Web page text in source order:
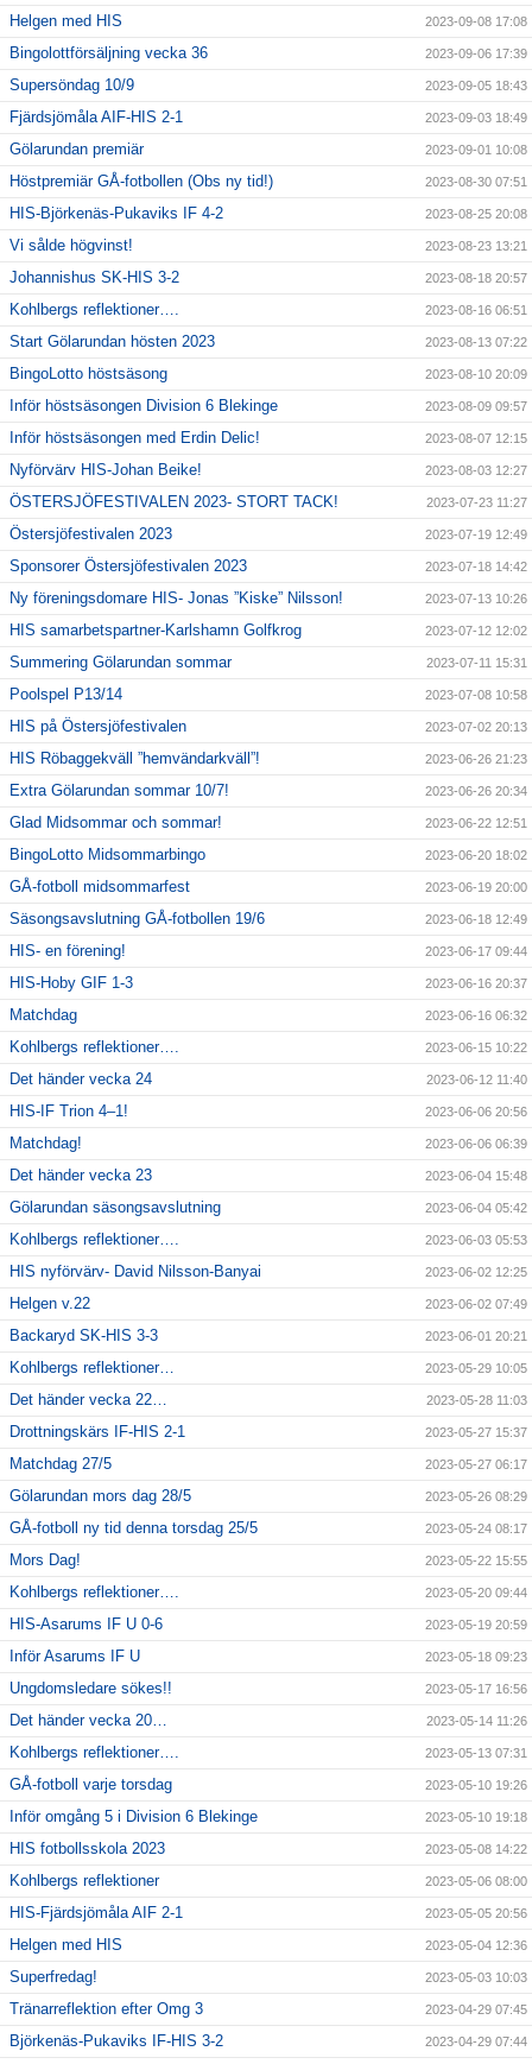
Helgen med HIS 2023-09-08 17:08
Bingolottförsäljning vecka 36 2023-09-06 17:39
Supersöndag 10/9 2023-09-05 18:43
Fjärdsjömåla AIF-HIS 2-1 2023-09-03 18:49
Gölarundan premiär 2023-09-01 10:08
Höstpremiär GÅ-fotbollen (Obs ny tid!) 2023-08-30 07:51
HIS-Björkenäs-Pukaviks IF 4-2 2023-08-25 20:08
Vi sålde högvinst! 2023-08-23 13:21
Johannishus SK-HIS 3-2 2023-08-18 20:57
Kohlbergs reflektioner…. 2023-08-16 06:51
Start Gölarundan hösten 2023 2023-08-13 07:22
BingoLotto höstsäsong 2023-08-10 20:09
Inför höstsäsongen Division 6 Blekinge 2023-08-09 09:57
Inför höstsäsongen med Erdin Delic! 2023-08-07 12:15
Nyförvärv HIS-Johan Beike! 2023-08-03 12:27
ÖSTERSJÖFESTIVALEN 2023- STORT TACK! 2023-07-23 11:27
Östersjöfestivalen 2023 2023-07-19 12:49
Sponsorer Östersjöfestivalen 2023 2023-07-18 14:42
Ny föreningsdomare HIS- Jonas ”Kiske” Nilsson! 2023-07-13 10:26
HIS samarbetspartner-Karlshamn Golfkrog 2023-07-12 12:02
Summering Gölarundan sommar 2023-07-11 15:31
Poolspel P13/14 2023-07-08 10:58
HIS på Östersjöfestivalen 2023-07-02 20:13
HIS Röbaggekväll ”hemvändarkväll”! 2023-06-26 21:23
Extra Gölarundan sommar 10/7! 2023-06-26 20:34
Glad Midsommar och sommar! 2023-06-22 12:51
BingoLotto Midsommarbingo 2023-06-20 18:02
GÅ-fotboll midsommarfest 2023-06-19 20:00
Säsongsavslutning GÅ-fotbollen 19/6 2023-06-18 12:49
HIS- en förening! 2023-06-17 09:44
HIS-Hoby GIF 1-3 2023-06-16 20:37
Matchdag 2023-06-16 06:32
Kohlbergs reflektioner…. 2023-06-15 10:22
Det händer vecka 24 2023-06-12 11:40
HIS-IF Trion 4–1! 2023-06-06 20:56
Matchdag! 2023-06-06 06:39
Det händer vecka 23 2023-06-04 15:48
Gölarundan säsongsavslutning 2023-06-04 05:42
Kohlbergs reflektioner…. 2023-06-03 05:53
HIS nyförvärv- David Nilsson-Banyai 2023-06-02 12:25
Helgen v.22 2023-06-02 07:49
Backaryd SK-HIS 3-3 2023-06-01 20:21
Kohlbergs reflektioner… 2023-05-29 10:05
Det händer vecka 22… 2023-05-28 11:03
Drottningskärs IF-HIS 2-1 2023-05-27 15:37
Matchdag 27/5 2023-05-27 06:17
Gölarundan mors dag 28/5 2023-05-26 08:29
GÅ-fotboll ny tid denna torsdag 25/5 2023-05-24 08:17
Mors Dag! 2023-05-22 15:55
Kohlbergs reflektioner…. 2023-05-20 09:44
HIS-Asarums IF U 0-6 2023-05-19 20:59
Inför Asarums IF U 2023-05-18 09:23
Ungdomsledare sökes!! 2023-05-17 16:56
Det händer vecka 20… 2023-05-14 11:26
Kohlbergs reflektioner…. 2023-05-13 07:31
GÅ-fotboll varje torsdag 2023-05-10 19:26
Inför omgång 5 i Division 6 Blekinge 2023-05-10 19:18
HIS fotbollsskola 2023 2023-05-08 14:22
Kohlbergs reflektioner 2023-05-06 08:00
HIS-Fjärdsjömåla AIF 2-1 2023-05-05 20:56
Helgen med HIS 2023-05-04 12:36
Superfredag! 2023-05-03 10:03
Tränarreflektion efter Omg 3 2023-04-29 07:45
Björkenäs-Pukaviks IF-HIS 3-2 2023-04-29 07:44